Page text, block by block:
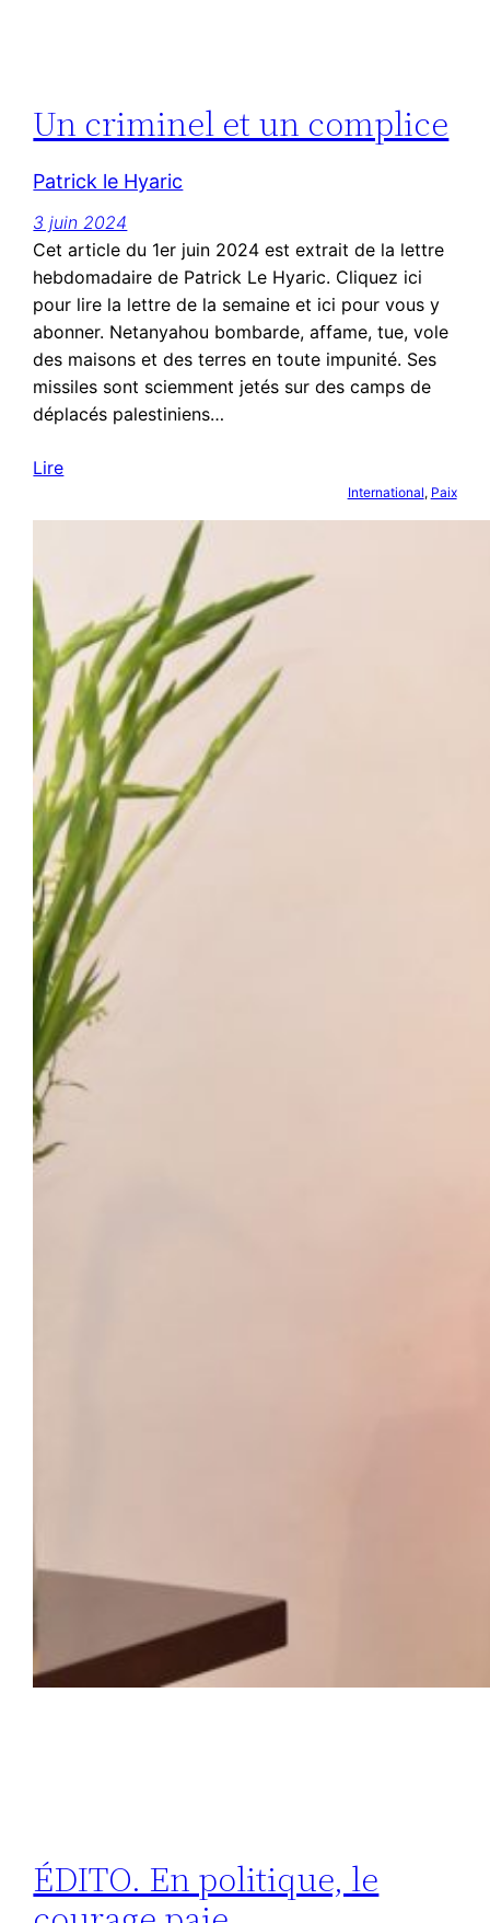
Un criminel et un complice
Patrick le Hyaric
3 juin 2024
Cet article du 1er juin 2024 est extrait de la lettre
hebdomadaire de Patrick Le Hyaric. Cliquez ici
pour lire la lettre de la semaine et ici pour vous y
abonner. Netanyahou bombarde, affame, tue, vole
des maisons et des terres en toute impunité. Ses
missiles sont sciemment jetés sur des camps de
déplacés palestiniens…
Lire
International, Paix
ÉDITO. En politique, le